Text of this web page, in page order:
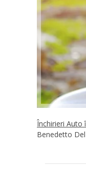
Închirieri Auto
Benedetto